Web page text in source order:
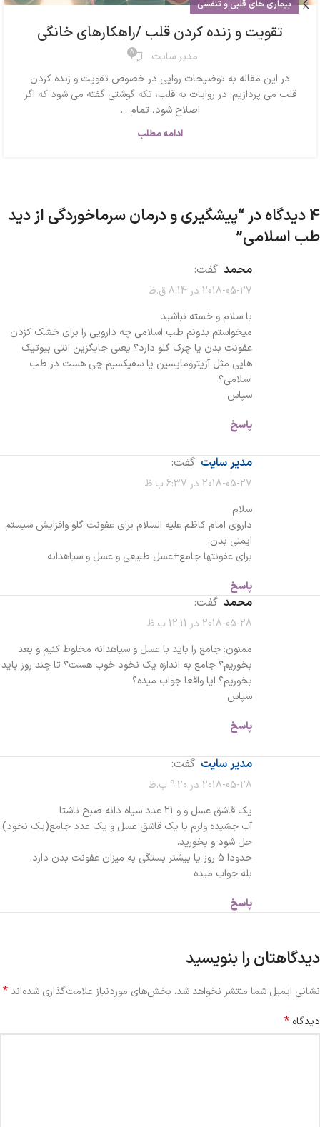
بیماری های قلبی و تنفسی
تقویت و زنده کردن قلب /راهکارهای خانگی
مدیر سایت 8
در این مقاله به توضیحات روایی در خصوص تقویت و زنده کردن
قلب می پردازیم. در روایات به قلب، تکه گوشتی گفته می شود که اگر
اصلاح شود، تمام ...
ادامه مطلب
4 دیدگاه در “
پیشگیری و درمان سرماخوردگی از دید
طب اسلامی”
محمد گفت:
2018-05-27 در 8:14 ق.ظ
با سلام و خسته نباشید
میخواستم بدونم طب اسلامی چه دارویی را برای خشک کزدن
عفونت بدن یا چرک گلو دارد؟ یعنی جایگزین انتی بیوتیک
هایی مثل آزیترومایسین یا سفیکسیم چی هست در طب
اسلامی؟
سپاس
پاسخ
مدیر سایت گفت:
2018-05-27 در 6:37 ب.ظ
سلام
داروی امام کاظم علیه السلام برای عفونت گلو وافزایش سیستم
ایمنی بدن.
برای عفونتها جامع+عسل طبیعی و عسل و سیاهدانه
پاسخ
محمد گفت:
2018-05-28 در 12:11 ب.ظ
ممنون: جامع را باید با عسل و سیاهدانه مخلوط کنیم و بعد
بخوریم؟ جامع به اندازه یک نخود خوب هست؟ تا چند روز باید
بخوریم؟ ایا واقعا جواب میده؟
سپاس
پاسخ
مدیر سایت گفت:
2018-05-28 در 9:20 ب.ظ
یک قاشق عسل و و 21 عدد سیاه دانه صبح ناشتا
آب جشیده ولرم با یک قاشق عسل و یک عدد جامع(یک نخود)
حل شود و بخورید.
حدودا 5 روز یا بیشتر بستگی به میزان عفونت بدن دارد.
بله جواب میده
پاسخ
دیدگاهتان را بنویسید
نشانی ایمیل شما منتشر نخواهد شد. بخش‌های موردنیاز علامت‌گذاری شده‌اند*
دیدگاه *